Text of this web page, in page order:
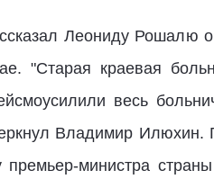
Леониду Рошалю
"Старая краевая
весь
Владимир Илюхин.
министра